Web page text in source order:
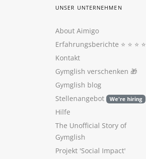
UNSER UNTERNEHMEN
About Aimigo
Erfahrungsberichte ⭐️ ⭐️ ⭐️ ⭐️
Kontakt
Gymglish verschenken 🎁
Gymglish blog
Stellenangebot
We're hiring
Hilfe
The Unofficial Story of
Gymglish
Projekt 'Social Impact'